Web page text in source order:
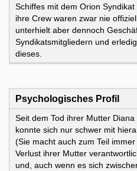
Schiffes mit dem Orion
ihre Crew waren zwar nie
unterhielt aber dennoch
Syndikatsmitgliedern und
dieses.
Psychologisches Profil
Seit dem Tod ihrer Mutter
konnte sich nur schwer mit
(Sie macht auch zum Teil
Verlust ihrer Mutter
und, auch wenn es sich